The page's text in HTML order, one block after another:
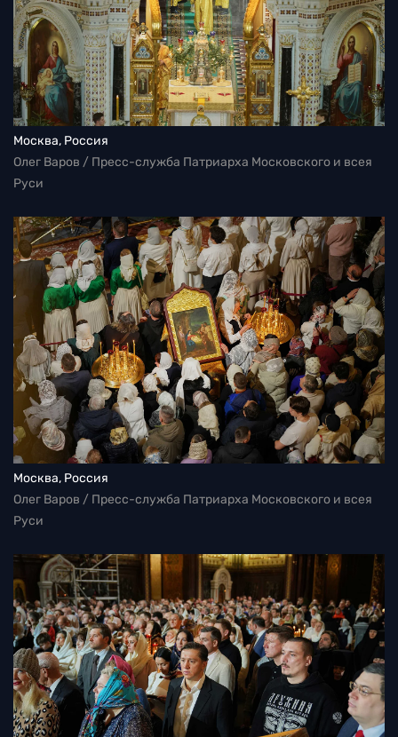
Москва, Россия
Олег Варов / Пресс-служба Патриарха Московского и всея
Руси
Москва, Россия
Олег Варов / Пресс-служба Патриарха Московского и всея
Руси